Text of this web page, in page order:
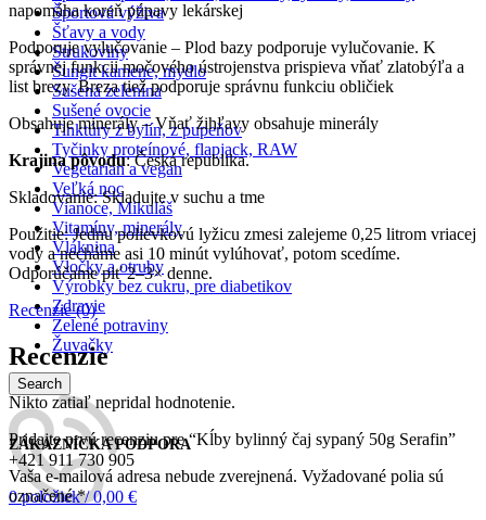
Športová výživa
Šťavy a vody
Strukoviny
Šungit kamene, mydlo
Sušená zelenina
Sušené ovocie
Tinktúry z bylín, z pupeňov
Tyčinky proteínové, flapjack, RAW
Vegetarian a vegan
Veľká noc
Vianoce, Mikuláš
Vitamíny, minerály
Vláknina
Vločky a otruby
Výrobky bez cukru, pre diabetikov
Zdravie
Zelené potraviny
Žuvačky
Search
ZÁKAZNÍCKA PODPORA
+421 911 730 905
0položiek / 0,00 €
napomáha koreň púpavy lekárskej
Podporuje vylučovanie – Plod bazy podporuje vylučovanie. K
správnej funkcii močového ústrojenstva prispieva vňať zlatobýľa a
list brezy. Breza tiež podporuje správnu funkciu obličiek
Obsahuje minerály – Vňať žihľavy obsahuje minerály
Krajina pôvodu: Česká republika.
Skladovanie: Skladujte v suchu a tme
Použitie: Jednu polievkovú lyžicu zmesi zalejeme 0,25 litrom vriacej
vody a necháme asi 10 minút vylúhovať, potom scedíme.
Odporúčame piť 2–3× denne.
Recenzie (0)
Recenzie
Nikto zatiaľ nepridal hodnotenie.
Pridajte prvú recenziu pre “Kĺby bylinný čaj sypaný 50g Serafin”
Vaša e-mailová adresa nebude zverejnená. Vyžadované polia sú
označené*